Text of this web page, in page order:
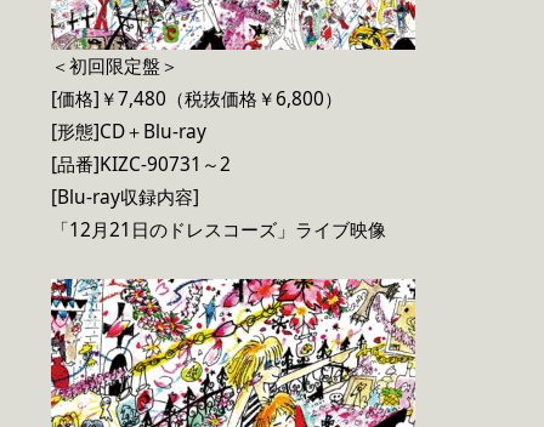
＜初回限定盤＞
[価格]￥7,480（税抜価格￥6,800）
[形態]CD＋Blu-ray
[品番]KIZC-90731～2
[Blu-ray収録内容]
「12月21日のドレスコーズ」ライブ映像